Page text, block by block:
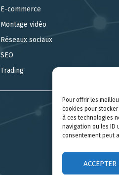
Pour offrir les
cookies pour
à ces technologies
navigation ou les ID
consentement peut
ACCEPTER
E-commerce
Montage vidéo
Réseaux sociaux
SEO
Trading